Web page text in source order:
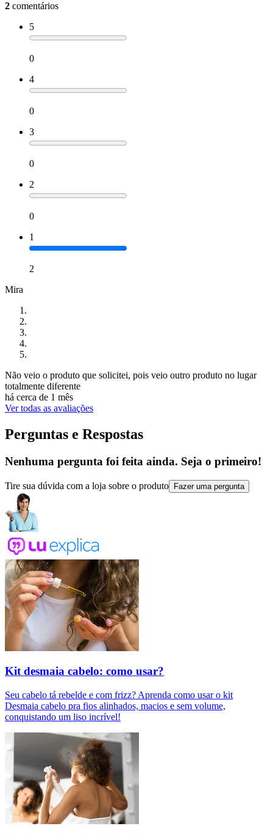
2 comentários
5
0
4
0
3
0
2
0
1
2
Mira
Não veio o produto que solicitei, pois veio outro produto no lugar
totalmente diferente
há cerca de 1 mês
Ver todas as avaliações
Perguntas e Respostas
Nenhuma pergunta foi feita ainda. Seja o primeiro!
Tire sua dúvida com a loja sobre o produto Fazer uma pergunta
Kit desmaia cabelo: como usar?
Seu cabelo tá rebelde e com frizz? Aprenda como usar o kit
Desmaia cabelo pra fios alinhados, macios e sem volume,
conquistando um liso incrível!